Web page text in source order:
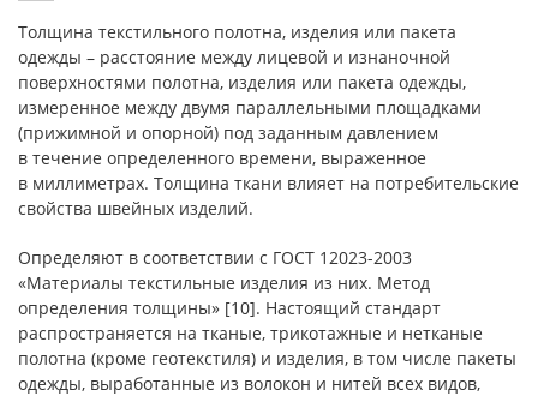
Толщина текстильного полотна, изделия или пакета
одежды – расстояние между лицевой и изнаночной
поверхностями полотна, изделия или пакета одежды,
измеренное между двумя параллельными площадками
(прижимной и опорной) под заданным давлением
в течение определенного времени, выраженное
в миллиметрах. Толщина ткани влияет на потребительские
свойства швейных изделий.
Определяют в соответствии с ГОСТ 12023-2003
«Материалы текстильные изделия из них. Метод
определения толщины» [10]. Настоящий стандарт
распространяется на тканые, трикотажные и нетканые
полотна (кроме геотекстиля) и изделия, в том числе пакеты
одежды, выработанные из волокон и нитей всех видов,